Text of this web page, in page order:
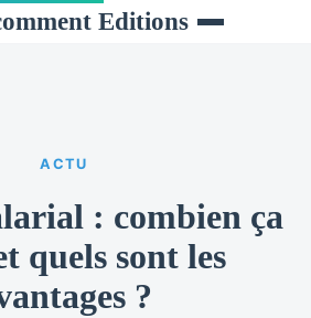
Editions
ACTU
: combien ça
quels sont les
?